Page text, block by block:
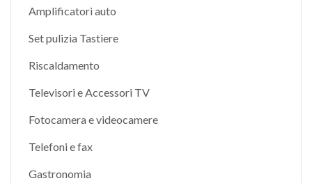
Amplificatori auto
Set pulizia Tastiere
Riscaldamento
Televisori e Accessori TV
Fotocamera e videocamere
Telefoni e fax
Gastronomia